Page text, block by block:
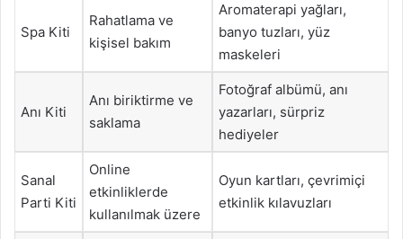
Spa Kiti
Rahatlama ve
kişisel bakım
Aromaterapi yağları,
banyo tuzları, yüz
maskeleri
Anı Kiti
Anı biriktirme ve
saklama
Fotoğraf albümü, anı
yazarları, sürpriz
hediyeler
Sanal
Parti Kiti
Online
etkinliklerde
kullanılmak üzere
Oyun kartları, çevrimiçi
etkinlik kılavuzları